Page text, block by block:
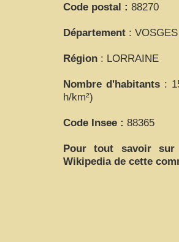
Code postal : 88270
Département :
Région : LORRAINE
Nombre d'habitants :
h/km²)
Code Insee : 88365
Pour tout savoir sur
Wikipedia de cette